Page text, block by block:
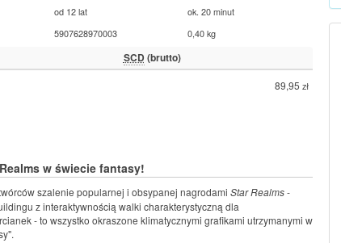
od 12 lat
ok. 20 minut
5907628970003 0,40 kg
SCD (brutto)
89,95 zł
w świecie fantasy!
szalenie popularnej i obsypanej nagrodami Star Realms-
z interaktywnością walki charakterystyczną dla
- to wszystko okraszone klimatycznymi grafikami utrzymanymi w